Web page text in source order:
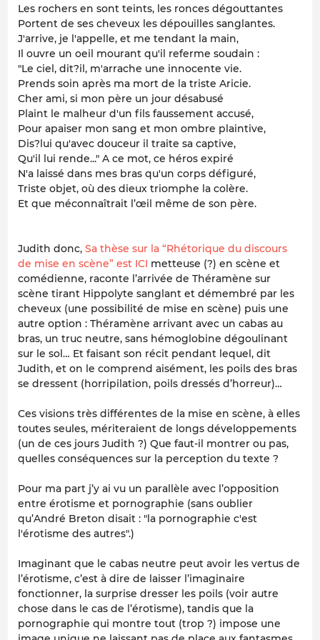
Les rochers en sont teints, les ronces dégouttantes
Portent de ses cheveux les dépouilles sanglantes.
J'arrive, je l'appelle, et me tendant la main,
Il ouvre un oeil mourant qu'il referme soudain :
"Le ciel, dit?il, m'arrache une innocente vie.
Prends soin après ma mort de la triste Aricie.
Cher ami, si mon père un jour désabusé
Plaint le malheur d'un fils faussement accusé,
Pour apaiser mon sang et mon ombre plaintive,
Dis?lui qu'avec douceur il traite sa captive,
Qu'il lui rende..." A ce mot, ce héros expiré
N'a laissé dans mes bras qu'un corps défiguré,
Triste objet, où des dieux triomphe la colère.
Et que méconnaîtrait l’œil même de son père.
Judith donc, Sa thèse sur la “Rhétorique du discours
de mise en scène” est ICI metteuse (?) en scène et
comédienne, raconte l’arrivée de Théramène sur
scène tirant Hippolyte sanglant et démembré par les
cheveux (une possibilité de mise en scène) puis une
autre option : Théramène arrivant avec un cabas au
bras, un truc neutre, sans hémoglobine dégoulinant
sur le sol… Et faisant son récit pendant lequel, dit
Judith, et on le comprend aisément, les poils des bras
se dressent (horripilation, poils dressés d’horreur)…
Ces visions très différentes de la mise en scène, à elles
toutes seules, mériteraient de longs développements
(un de ces jours Judith ?) Que faut-il montrer ou pas,
quelles conséquences sur la perception du texte ?
Pour ma part j’y ai vu un parallèle avec l’opposition
entre érotisme et pornographie (sans oublier
qu’André Breton disait : "la pornographie c'est
l'érotisme des autres".)
Imaginant que le cabas neutre peut avoir les vertus de
l’érotisme, c’est à dire de laisser l’imaginaire
fonctionner, la surprise dresser les poils (voir autre
chose dans le cas de l’érotisme), tandis que la
pornographie qui montre tout (trop ?) impose une